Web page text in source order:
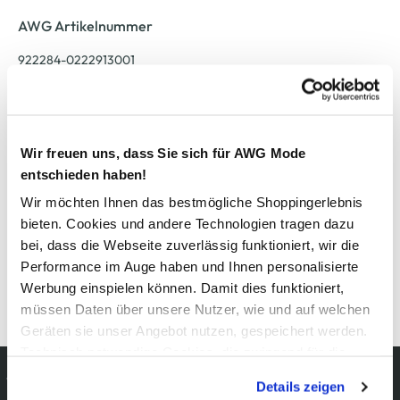
Wir freuen uns, dass Sie sich für AWG Mode
entschieden haben!
Wir möchten Ihnen das bestmögliche Shoppingerlebnis
bieten. Cookies und andere Technologien tragen dazu
bei, dass die Webseite zuverlässig funktioniert, wir die
Performance im Auge haben und Ihnen personalisierte
Werbung einspielen können. Damit dies funktioniert,
müssen Daten über unsere Nutzer, wie und auf welchen
Geräten sie unser Angebot nutzen, gespeichert werden.
werden, werden bei der Nutzung der Webseite auf jeden
Details zeigen
AWG Artikelnummer
922284-0222913001
Pflegehinweise
Details zur Produktsicherheit anzeigen